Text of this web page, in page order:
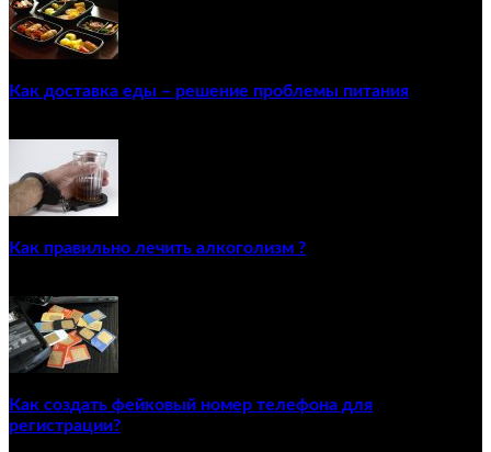
Как доставка еды – решение проблемы питания
Как правильно лечить алкоголизм ?
Как создать фейковый номер телефона для
регистрации?